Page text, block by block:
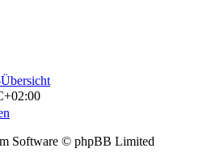
Software © phpBB Limited